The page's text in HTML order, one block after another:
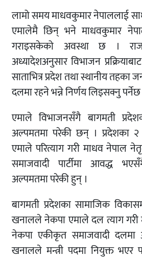
लामो समय माधवकुमार नेपाललाई
एमालेमै छिन् भने माधवकुमार
गराइसकेको अवस्था छ ।
अध्यादेशअनुसार विभाजन
साताभित्र प्रदेश तथा स्थानीय
दलमा रहने भन्ने निर्णय लिइसक्नु पर्नेछ
एमाले विभाजनसँगै बागमती
अल्पमतमा परेकी छन् । प्रदेशका
एमाले परित्याग गरी माधव नेपाल
समाजवादी पार्टीमा आवद्ध
अल्पमतमा परेकी हुन् ।
बागमती प्रदेशका सामाजिक
खनालले नेकपा एमाले दल त्याग
नेकपा एकीकृत समाजवादी
खनालले मन्त्री पदमा नियुक्त भएर